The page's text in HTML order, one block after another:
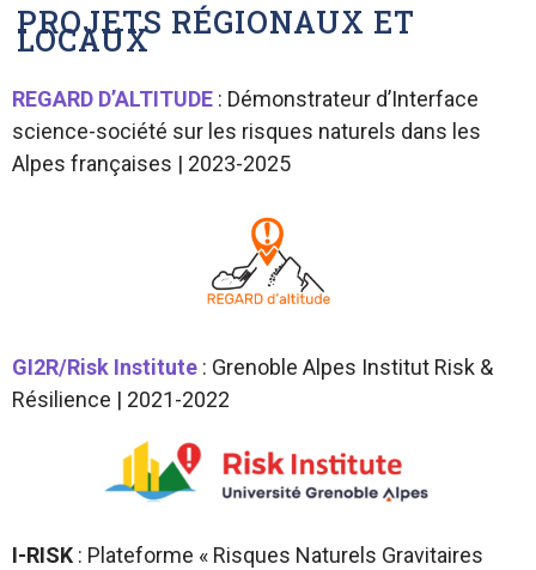
PROJETS RÉGIONAUX ET
LOCAUX
REGARD D’ALTITUDE : Démonstrateur d’Interface
science-société sur les risques naturels dans les
Alpes françaises | 2023-2025
GI2R/Risk Institute : Grenoble Alpes Institut Risk &
Résilience | 2021-2022
I-RISK : Plateforme « Risques Naturels Gravitaires